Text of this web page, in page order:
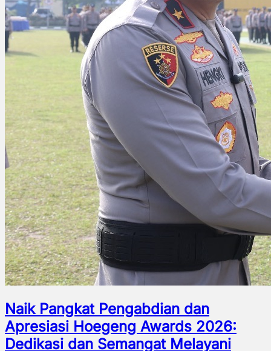
Naik Pangkat Pengabdian dan
Apresiasi Hoegeng Awards 2026:
Dedikasi dan Semangat Melayani